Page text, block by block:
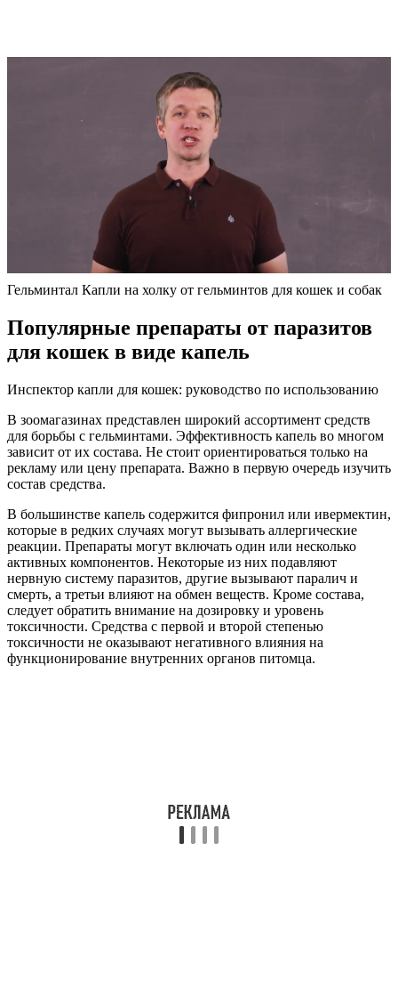
Гельминтал Капли на холку от гельминтов для кошек и собак
Популярные препараты от паразитов
для кошек в виде капель
Инспектор капли для кошек: руководство по использованию
В зоомагазинах представлен широкий ассортимент средств
для борьбы с гельминтами. Эффективность капель во многом
зависит от их состава. Не стоит ориентироваться только на
рекламу или цену препарата. Важно в первую очередь изучить
состав средства.
В большинстве капель содержится фипронил или ивермектин,
которые в редких случаях могут вызывать аллергические
реакции. Препараты могут включать один или несколько
активных компонентов. Некоторые из них подавляют
нервную систему паразитов, другие вызывают паралич и
смерть, а третьи влияют на обмен веществ. Кроме состава,
следует обратить внимание на дозировку и уровень
токсичности. Средства с первой и второй степенью
токсичности не оказывают негативного влияния на
функционирование внутренних органов питомца.